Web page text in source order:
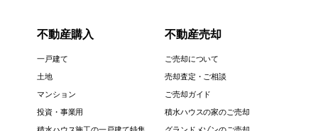
不動産購入
一戸建て
土地
マンション
投資・事業用
不動産売却
ご売却について
売却査定・ご相談
ご売却ガイド
積水ハウスの家のご売却